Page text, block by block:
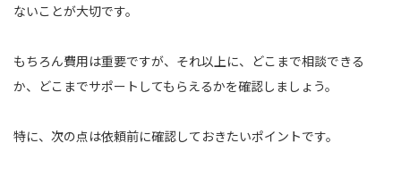
ないことが大切です。
もちろん費用は重要ですが、それ以上に、どこまで相談できる
か、どこまでサポートしてもらえるかを確認しましょう。
特に、次の点は依頼前に確認しておきたいポイントです。